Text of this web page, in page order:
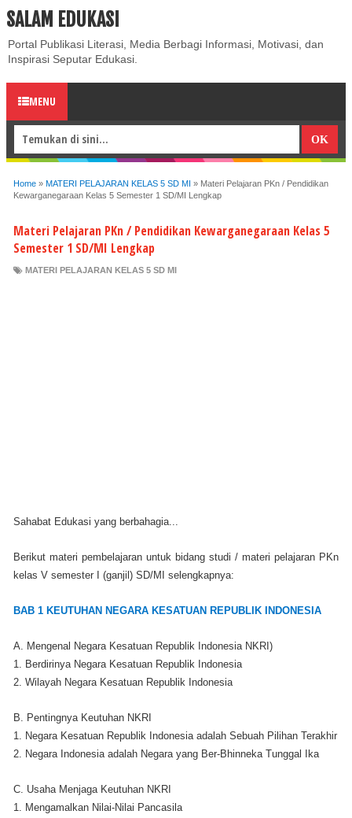
ABOUT CONTACT US
SALAM EDUKASI
Portal Publikasi Literasi, Media Berbagi Informasi, Motivasi, dan
Inspirasi Seputar Edukasi.
MENU
Home » MATERI PELAJARAN KELAS 5 SD MI » Materi Pelajaran PKn / Pendidikan
Kewarganegaraan Kelas 5 Semester 1 SD/MI Lengkap
Materi Pelajaran PKn / Pendidikan Kewarganegaraan Kelas 5
Semester 1 SD/MI Lengkap
MATERI PELAJARAN KELAS 5 SD MI
Sahabat Edukasi yang berbahagia...
Berikut materi pembelajaran untuk bidang studi / materi pelajaran PKn
kelas V semester I (ganjil) SD/MI selengkapnya:
BAB 1 KEUTUHAN NEGARA KESATUAN REPUBLIK INDONESIA
A. Mengenal Negara Kesatuan Republik Indonesia NKRI)
1. Berdirinya Negara Kesatuan Republik Indonesia
2. Wilayah Negara Kesatuan Republik Indonesia
B. Pentingnya Keutuhan NKRI
1. Negara Kesatuan Republik Indonesia adalah Sebuah Pilihan Terakhir
2. Negara Indonesia adalah Negara yang Ber-Bhinneka Tunggal Ika
C. Usaha Menjaga Keutuhan NKRI
1. Mengamalkan Nilai-Nilai Pancasila